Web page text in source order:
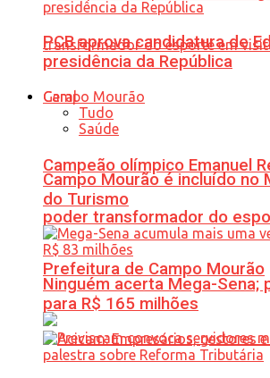
Campeão olímpico Emanuel
poder transformador do
Prefeitura de Campo Mourão
PCB aprova candidatura de
presidência da República
Geral
Tudo
Saúde
Campo Mourão é incluído no
do Turismo
Ninguém acerta Mega-Sena;
para R$ 165 milhões